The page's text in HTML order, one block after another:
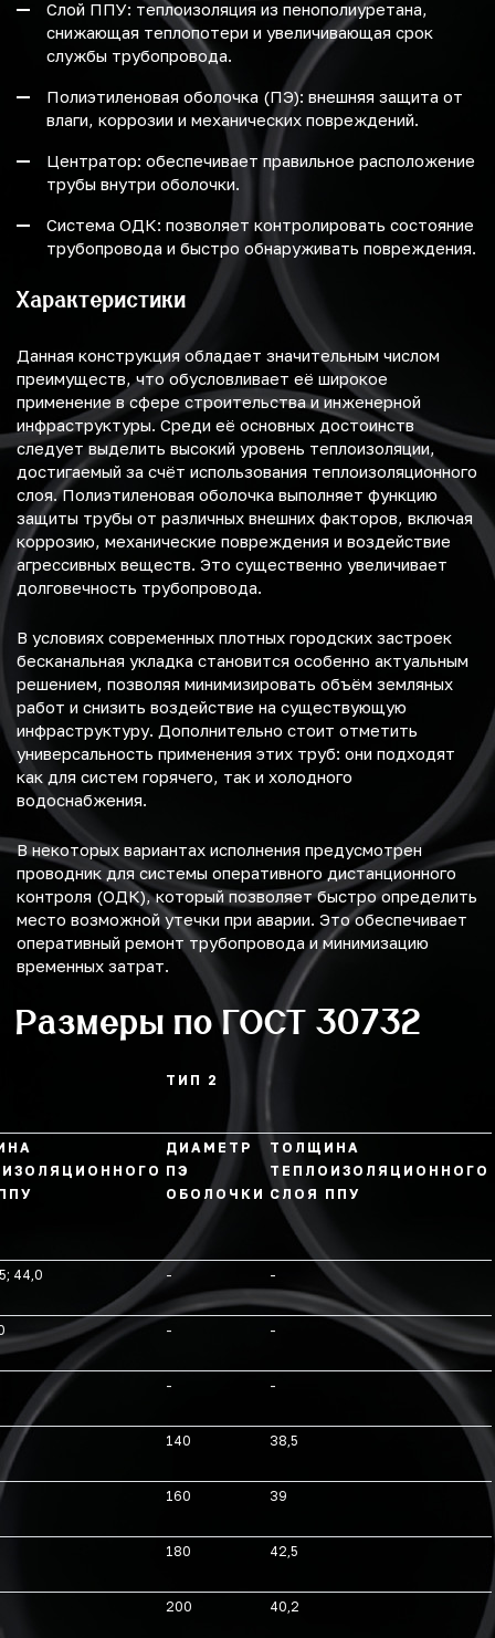
Слой ППУ: теплоизоляция из пенополиуретана,
снижающая теплопотери и увеличивающая срок
службы трубопровода.
Полиэтиленовая оболочка (ПЭ): внешняя защита от
влаги, коррозии и механических повреждений.
Центратор: обеспечивает правильное расположение
трубы внутри оболочки.
Система ОДК: позволяет контролировать состояние
трубопровода и быстро обнаруживать повреждения.
Характеристики
Данная конструкция обладает значительным числом
преимуществ, что обусловливает её широкое
применение в сфере строительства и инженерной
инфраструктуры. Среди её основных достоинств
следует выделить высокий уровень теплоизоляции,
достигаемый за счёт использования теплоизоляционного
слоя. Полиэтиленовая оболочка выполняет функцию
защиты трубы от различных внешних факторов, включая
коррозию, механические повреждения и воздействие
агрессивных веществ. Это существенно увеличивает
долговечность трубопровода.
В условиях современных плотных городских застроек
бесканальная укладка становится особенно актуальным
решением, позволяя минимизировать объём земляных
работ и снизить воздействие на существующую
инфраструктуру. Дополнительно стоит отметить
универсальность применения этих труб: они подходят
как для систем горячего, так и холодного
водоснабжения.
В некоторых вариантах исполнения предусмотрен
проводник для системы оперативного дистанционного
контроля (ОДК), который позволяет быстро определить
место возможной утечки при аварии. Это обеспечивает
оперативный ремонт трубопровода и минимизацию
временных затрат.
Размеры по ГОСТ 30732
ТИП 2
ДИАМЕТР
ПЭ
ОБОЛОЧКИ
ТОЛЩИНА
ТЕПЛОИЗОЛЯЦИОННОГО
СЛОЯ ППУ
44,0 - -
- -
- -
140 38,5
160 39
180 42,5
200 40,2